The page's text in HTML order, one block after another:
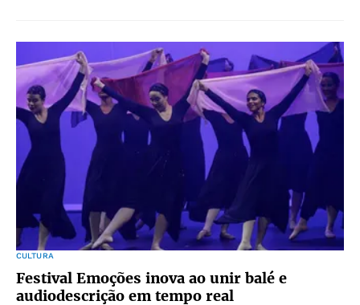
CULTURA
Festival Emoções inova ao unir balé e
audiodescrição em tempo real